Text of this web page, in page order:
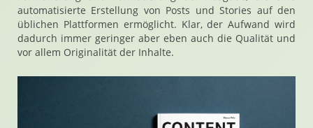
automatisierte Erstellung von Posts und Stories auf den
üblichen Plattformen ermöglicht. Klar, der Aufwand wird
dadurch immer geringer aber eben auch die Qualität und
vor allem Originalität der Inhalte.